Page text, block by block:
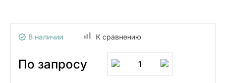
В наличии К сравнению
По запросу 1